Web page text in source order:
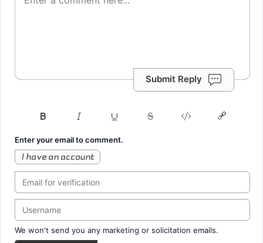
Submit Reply
Enter your email to comment.
I have an account
We won't send you any marketing or solicitation emails.